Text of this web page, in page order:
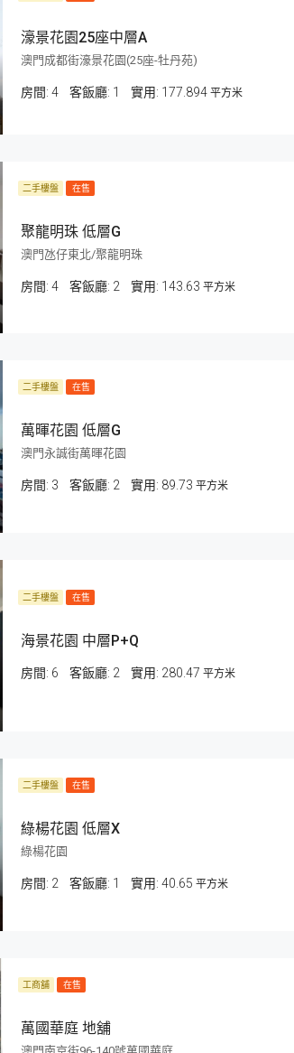
濠景花園25座中層A
澳門成都街濠景花園(25座-牡丹苑)
房間: 4 客飯廳: 1 177.894 平方米
二手樓盤 在售
聚龍明珠 低層G
澳門氹仔東北/聚龍明珠
房間: 4 客飯廳: 2 143.63 平方米
二手樓盤 在售
萬暉花園 低層G
澳門永誠街萬暉花園
房間: 3 客飯廳: 2 89.73 平方米
二手樓盤 在售
海景花園 中層P+Q
房間: 6 客飯廳: 2 280.47 平方米
二手樓盤 在售
綠楊花園 低層X
綠楊花園
房間: 2 客飯廳: 1 40.65 平方米
工商舖 在售
萬國華庭 地舖